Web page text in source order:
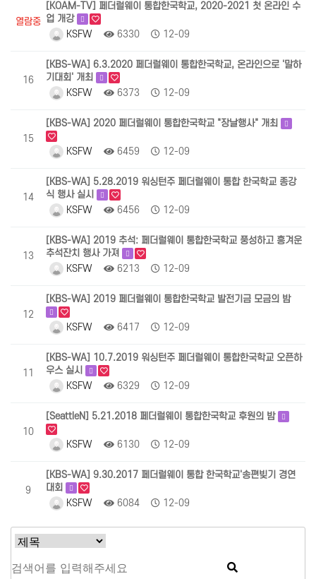
열람중
[KOAM-TV] 페더럴웨이 통합한국학교, 2020-2021 첫 온라인 수
업 개강
KSFW
6330 12-09
16
[KBS-WA] 6.3.2020 페더럴웨이 통합한국학교, 온라인으로 '말하
기대회' 개최
KSFW
6373 12-09
15
[KBS-WA] 2020 페더럴웨이 통합한국학교 "장날행사" 개최
KSFW 6459 12-09
14
[KBS-WA] 5.28.2019 워싱턴주 페더럴웨이 통합 한국학교 종강
식 행사 실시
KSFW
6456 12-09
13
[KBS-WA] 2019 추석: 페더럴웨이 통합한국학교 풍성하고 흥겨운
추석잔치 행사 가져
KSFW
6213 12-09
12
[KBS-WA] 2019 페더럴웨이 통합한국학교 발전기금 모금의 밤
KSFW 6417 12-09
11
[KBS-WA] 10.7.2019 워싱턴주 페더럴웨이 통합한국학교 오픈하
우스 실시
KSFW
6329 12-09
10
[SeattleN] 5.21.2018 페더럴웨이 통합한국학교 후원의 밤
KSFW 6130 12-09
9
[KBS-WA] 9.30.2017 페더럴웨이 통합 한국학교'송편빚기 경연
대회
KSFW
6084 12-09